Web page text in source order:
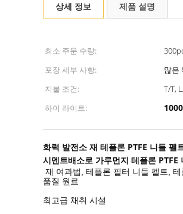
상세 정보 제품 설명
최소 주문 수량:
포장 세부 사항:
많은
지불 조건:
T/T,
하이 라이트:
화력 발전소 재 테플론 PTFE 니들
시멘트배소로 가루먼지 테플론
재 여과법, 테플론 필터 니들 펠트,
품질 원료
최고급 채취 시설